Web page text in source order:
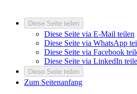
Diese Seite teilen
Diese Seite via E-Mail teilen
Diese Seite via WhatsApp
Diese Seite via Facebook
Diese Seite via LinkedIn
Diese Seite teilen
Zum Seitenanfang